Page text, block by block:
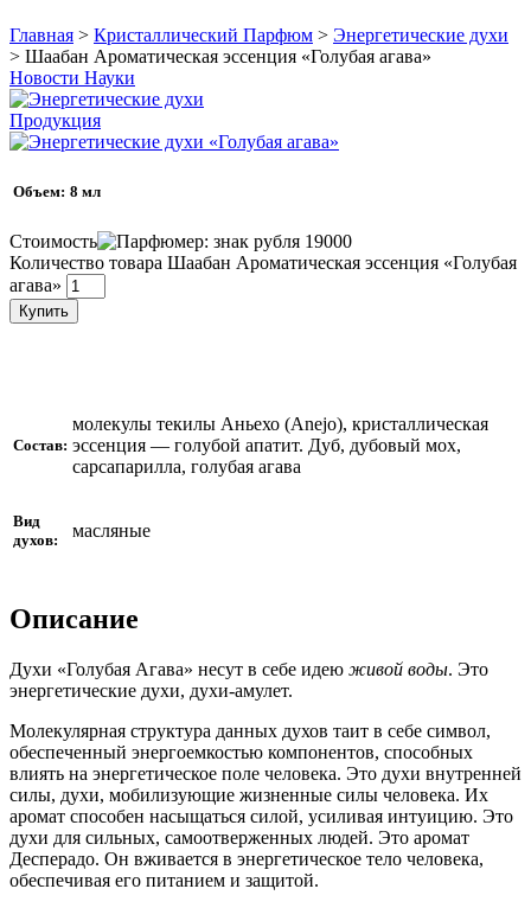
Главная > Кристаллический Парфюм > Энергетические духи
> Шаабан Ароматическая эссенция «Голубая агава»
Новости Науки
Продукция
Объем: 8 мл
Стоимость
19000
Количество товара Шаабан Ароматическая эссенция «Голубая
агава»
Купить
Состав:
молекулы текилы Аньехо (Anejo), кристаллическая
эссенция — голубой апатит. Дуб, дубовый мох,
сарсапарилла, голубая агава
Вид
духов:
масляные
Описание
Духи «Голубая Агава» несут в себе идею живой воды. Это
энергетические духи, духи-амулет.
Молекулярная структура данных духов таит в себе символ,
обеспеченный энергоемкостью компонентов, способных
влиять на энергетическое поле человека. Это духи внутренней
силы, духи, мобилизующие жизненные силы человека. Их
аромат способен насыщаться силой, усиливая интуицию. Это
духи для сильных, самоотверженных людей. Это аромат
Десперадо. Он вживается в энергетическое тело человека,
обеспечивая его питанием и защитой.